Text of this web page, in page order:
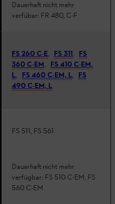
Dauerhaft nicht mehr
verfübar: FR 480, C-F
FS 260 C-E, FS 311, FS
360 C-EM, FS 410 C-EM,
L, FS 460 C-EM, L, FS
490 C-EM, L
FS 511, FS 561
Dauerhaft nicht mehr
verfügbar: FS 510 C-EM, FS
560 C-EM